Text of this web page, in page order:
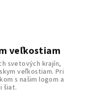
veľkostiam
svetových krajín,
veľkostiam. Pri
s našim logom a
šiat.